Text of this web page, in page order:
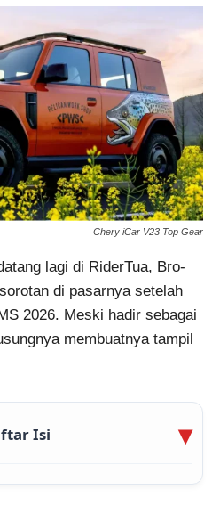
Chery iCar V23 Top Gear
lagi di RiderTua, Bro-
di pasarnya setelah
2026. Meski hadir sebagai
membuatnya tampil
Isi